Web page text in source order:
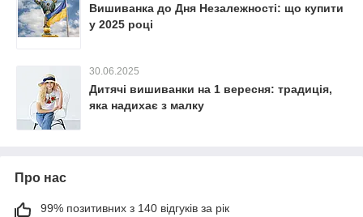
Вишиванка до Дня Незалежності: що купити
у 2025 році
30.06.2025
Дитячі вишиванки на 1 вересня: традиція,
яка надихає з малку
Про нас
99% позитивних з 140 відгуків за рік